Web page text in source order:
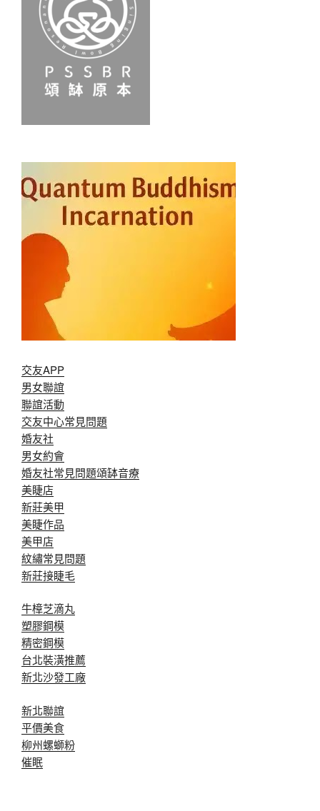
交友APP
男女聯誼
聯誼活動
交友中心常見問題
婚友社
男女約會
婚友社常見問題頌缽音療
美睫店
新莊美甲
美睫作品
美甲店
紋繡常見問題
新莊接睫毛
牛樟芝滴丸
塑膠鋼模
精密鋼模
台北裝潢推薦
新北沙發工廠
新北聯誼
平價美食
柳州螺螄粉
催眠